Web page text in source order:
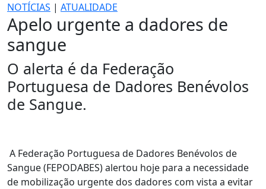
NOTÍCIAS | ATUALIDADE
Apelo urgente a dadores de
sangue
O alerta é da Federação
Portuguesa de Dadores Benévolos
de Sangue.
A Federação Portuguesa de Dadores Benévolos de
Sangue (FEPODABES) alertou hoje para a necessidade
de mobilização urgente dos dadores com vista a evitar